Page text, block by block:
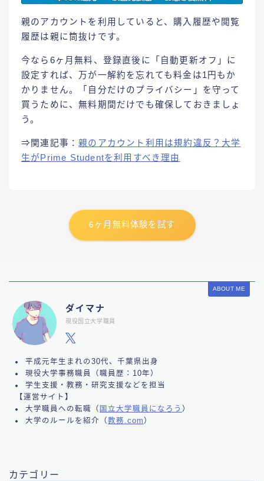
​親のアカウントを利用していると、購入履歴や閲覧
履歴は親に筒抜けです。​
今なら6ヶ月無料、登録直後に「自動更新オフ」に
設定すれば、万が一解約を忘れても料金は1円もか
かりません。「自分だけのプライバシー」を守って
買うために、無料期間だけでも確保しておきましょ
う。
⇒関連記事：親のアカウント利用は規約違反？大学
生がPrime Studentを利用すべき理由
6ヶ月無料体験を試す
ABOUT ME
ダイマナ
現役国立大学職員
平成元年生まれの30代、千葉県出身
現役大学事務職員（職員歴：10年）
学生支援・教務・研究支援などを担当
【運営サイト】
大学職員への転職（ 国立大学職員になろう ）
大学のルールを紹介（教務.com ）
カテゴリー